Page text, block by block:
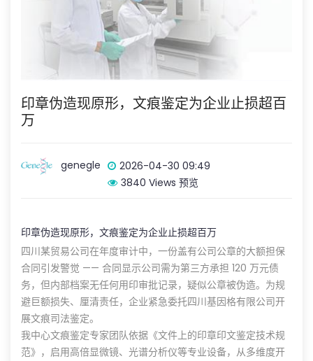
印章伪造现原形，文痕鉴定为企业止损超百
万
genegle
2026-04-30 09:49
3840 Views 预览
印章伪造现原形，文痕鉴定为企业止损超百万
四川某贸易公司在年度审计中，一份盖有公司公章的大额担保
合同引发警觉 —— 合同显示公司需为第三方承担 120 万元债
务，但内部档案无任何用印审批记录，疑似公章被伪造。为规
避巨额损失、厘清责任，企业紧急委托四川基因格有限公司开
展文痕司法鉴定。
我中心文痕鉴定专家团队依据《文件上的印章印文鉴定技术规
范》，启用高倍显微镜、光谱分析仪等专业设备，从多维度开